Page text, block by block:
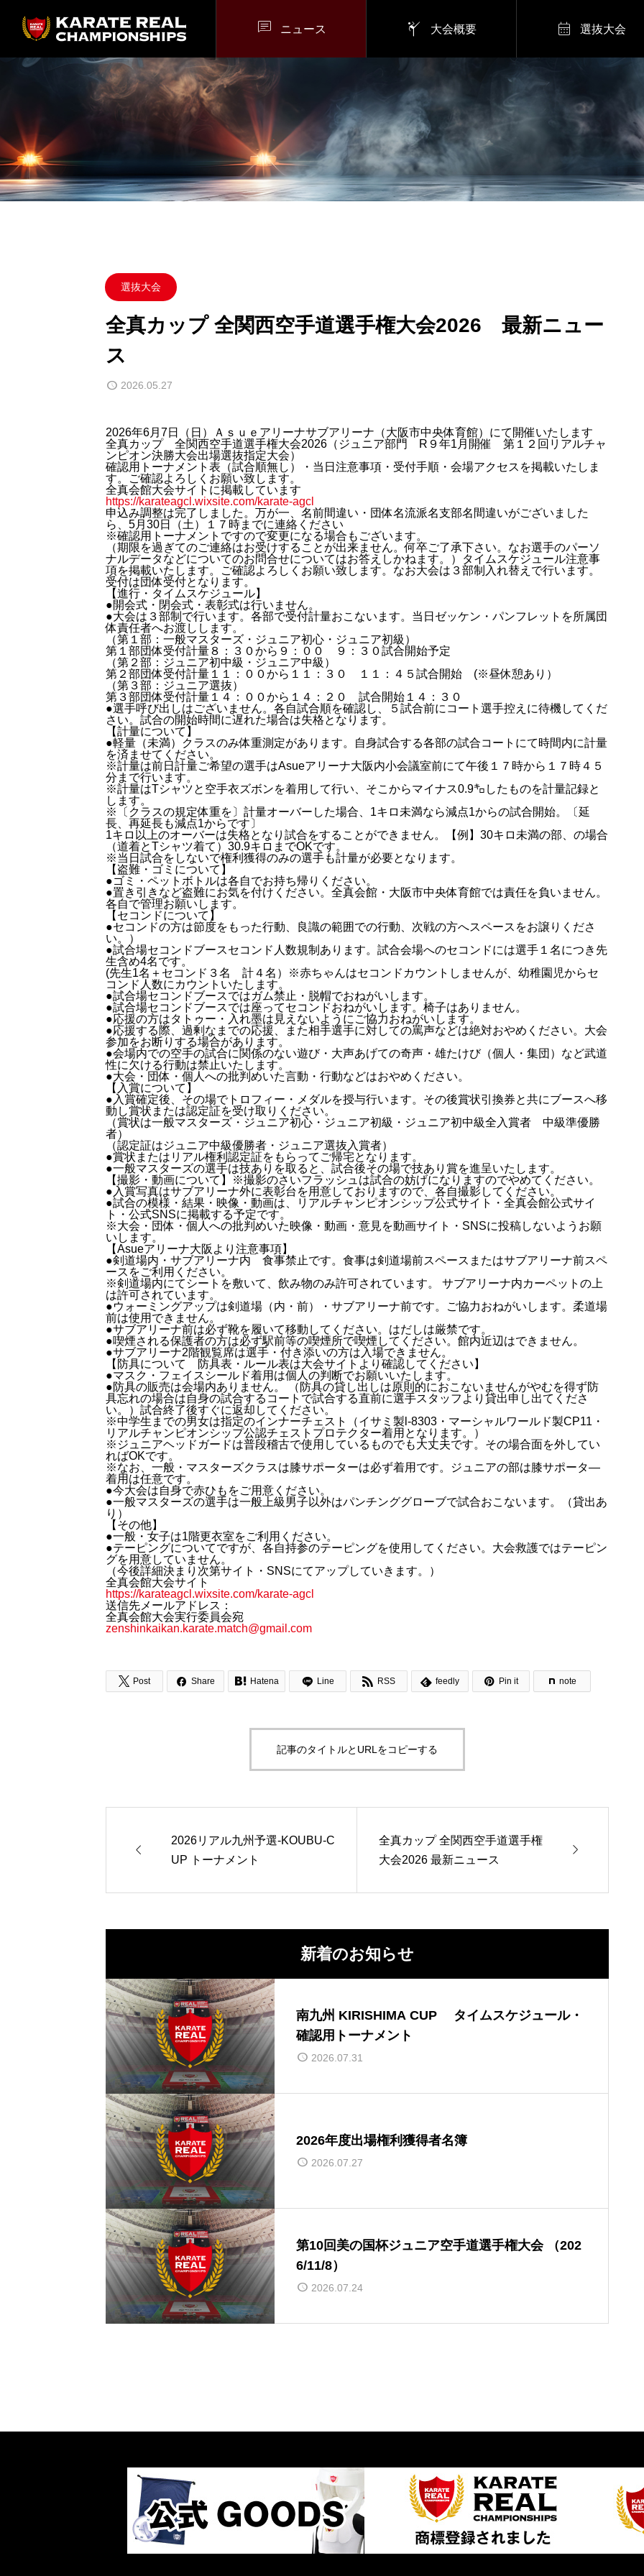
 ニュース  大会概要  選抜大会
選抜大会
全真カップ 全関西空手道選手権大会2026 最新ニュー
ス
2026.05.27
2026年6月7日（日）Ａｓｕｅアリーナサブアリーナ（大阪市中央体育館）にて開催いたします
全真カップ 全関西空手道選手権大会2026（ジュニア部門 R９年1月開催 第１２回リアルチャ
ンピオン決勝大会出場選抜指定大会）
確認用トーナメント表（試合順無し）・当日注意事項・受付手順・会場アクセスを掲載いたしま
す。ご確認よろしくお願い致します。
全真会館大会サイトに掲載しています
https://karateagcl.wixsite.com/karate-agcl
申込み調整は完了しました。万が一、名前間違い・団体名流派名支部名間違いがございました
ら、5月30日（土）１７時までに連絡ください
※確認用トーナメントですので変更になる場合もございます。
（期限を過ぎてのご連絡はお受けすることが出来ません。何卒ご了承下さい。なお選手のパーソ
ナルデータなどについてのお問合せについてはお答えしかねます。）タイムスケジュール注意事
項を掲載いたします。ご確認よろしくお願い致します。なお大会は３部制入れ替えで行います。
受付は団体受付となります。
【進行・タイムスケジュール】
●開会式・閉会式・表彰式は行いません。
●大会は３部制で行います。各部で受付計量おこないます。当日ゼッケン・パンフレットを所属団
体責任者へお渡しします。
（第１部：一般マスターズ・ジュニア初心・ジュニア初級）
第１部団体受付計量８：３０から９：００ ９：３０試合開始予定
（第２部：ジュニア初中級・ジュニア中級）
第２部団体受付計量１１：００から１１：３０ １１：４５試合開始 (※昼休憩あり）
（第３部：ジュニア選抜）
第３部団体受付計量１４：００から１４：２０ 試合開始１４：３０
●選手呼び出しはございません。各自試合順を確認し、５試合前にコート選手控えに待機してくだ
さい。試合の開始時間に遅れた場合は失格となります。
【計量について】
●軽量（未満）クラスのみ体重測定があります。自身試合する各部の試合コートにて時間内に計量
を済ませてください。
※計量は前日計量ご希望の選手はAsueアリーナ大阪内小会議室前にて午後１７時から１７時４５
分まで行います。
※計量はTシャツと空手衣ズボンを着用して行い、そこからマイナス0.9㌔したものを計量記録と
します。
※〔クラスの規定体重を〕計量オーバーした場合、1キロ未満なら減点1からの試合開始。〔延
長、再延長も減点1からです〕
1キロ以上のオーバーは失格となり試合をすることができません。【例】30キロ未満の部、の場合
（道着とTシャツ着て）30.9キロまでOKです。
※当日試合をしないで権利獲得のみの選手も計量が必要となります。
【盗難・ゴミについて】
●ゴミ・ペットボトルは各自でお持ち帰りください。
●置き引きなど盗難にお気を付けください。全真会館・大阪市中央体育館では責任を負いません。
各自で管理お願いします。
【セコンドについて】
●セコンドの方は節度をもった行動、良識の範囲での行動、次戦の方へスペースをお譲りくださ
い。）
●試合場セコンドブースセコンド人数規制あります。試合会場へのセコンドには選手１名につき先
生含め4名です。
(先生1名＋セコンド３名 計４名）※赤ちゃんはセコンドカウントしませんが、幼稚園児からセ
コンド人数にカウントいたします。
●試合場セコンドブースではガム禁止・脱帽でおねがいします。
●試合場セコンドブースでは座ってセコンドおねがいします。椅子はありません。
●応援の方はタトゥー・入れ墨は見えないようにご協力おねがいします。
●応援する際、過剰なまでの応援、また相手選手に対しての罵声などは絶対おやめください。大会
参加をお断りする場合があります。
●会場内での空手の試合に関係のない遊び・大声あげての奇声・雄たけび（個人・集団）など武道
性に欠ける行動は禁止いたします。
●大会・団体・個人への批判めいた言動・行動などはおやめください。
【入賞について】
●入賞確定後、その場でトロフィー・メダルを授与行います。その後賞状引換券と共にブースへ移
動し賞状または認定証を受け取りください。
（賞状は一般マスターズ・ジュニア初心・ジュニア初級・ジュニア初中級全入賞者 中級準優勝
者）
（認定証はジュニア中級優勝者・ジュニア選抜入賞者）
●賞状またはリアル権利認定証をもらってご帰宅となります。
●一般マスターズの選手は技ありを取ると、試合後その場で技あり賞を進呈いたします。
【撮影・動画について】※撮影のさいフラッシュは試合の妨げになりますのでやめてください。
●入賞写真はサブアリーナ外に表彰台を用意しておりますので、各自撮影してください。
●試合の模様・結果・映像・動画は、リアルチャンピオンシップ公式サイト・全真会館公式サイ
ト・公式SNSに掲載する予定です。
※大会・団体・個人への批判めいた映像・動画・意見を動画サイト・SNSに投稿しないようお願
いします。
【Asueアリーナ大阪より注意事項】
●剣道場内・サブアリーナ内 食事禁止です。食事は剣道場前スペースまたはサブアリーナ前スペ
ースをご利用ください。
※剣道場内にてシートを敷いて、飲み物のみ許可されています。 サブアリーナ内カーペットの上
は許可されています。
●ウォーミングアップは剣道場（内・前）・サブアリーナ前です。ご協力おねがいします。柔道場
前は使用できません。
●サブアリーナ前は必ず靴を履いて移動してください。はだしは厳禁です。
●喫煙される保護者の方は必ず駅前等の喫煙所で喫煙してください。館内近辺はできません。
●サブアリーナ2階観覧席は選手・付き添いの方は入場できません。
【防具について 防具表・ルール表は大会サイトより確認してください】
●マスク・フェイスシールド着用は個人の判断でお願いいたします。
●防具の販売は会場内ありません。 （防具の貸し出しは原則的におこないませんがやむを得ず防
具忘れの場合は自身の試合するコートで試合する直前に選手スタッフより貸出申し出てくださ
い。）試合終了後すぐに返却してください。
※中学生までの男女は指定のインナーチェスト（イサミ製l-8303・マーシャルワールド製CP11・
リアルチャンピオンシップ公認チェストプロテクター着用となります。）
※ジュニアヘッドガードは普段稽古で使用しているものでも大丈夫です。その場合面を外してい
ればOKです。
※なお、一般・マスターズクラスは膝サポーターは必ず着用です。ジュニアの部は膝サポータ―
着用は任意です。
●今大会は自身で赤ひもをご用意ください。
●一般マスターズの選手は一般上級男子以外はパンチンググローブで試合おこないます。（貸出あ
り）
【その他】
●一般・女子は1階更衣室をご利用ください。
●テーピングについてですが、各自持参のテーピングを使用してください。大会救護ではテーピン
グを用意していません。
（今後詳細決まり次第サイト・SNSにてアップしていきます。）
全真会館大会サイト
https://karateagcl.wixsite.com/karate-agcl
送信先メールアドレス：
全真会館大会実行委員会宛
zenshinkaikan.karate.match@gmail.com
 Post  Share  Hatena Line  RSS  feedly  Pin it note
記事のタイトルとURLをコピーする

2026リアル九州予選‐KOUBU‐C
UP トーナメント
全真カップ 全関西空手道選手権
大会2026 最新ニュース

新着のお知らせ
南九州 KIRISHIMA CUP タイムスケジュール・
確認用トーナメント
2026.07.31
2026年度出場権利獲得者名簿
2026.07.27
第10回美の国杯ジュニア空手道選手権大会 （202
6/11/8）
2026.07.24